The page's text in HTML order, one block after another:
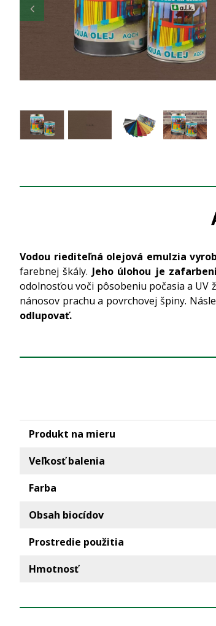
Vodou riediteľná olejová emulzia
farebnej škály. Jeho úlohou je
odolnosťou voči pôsobeniu počasia a UV
nánosov prachu a povrchovej špiny.
odlupovať.
Produkt na mieru
Veľkosť balenia
Farba
Obsah biocídov
Prostredie použitia
Hmotnosť